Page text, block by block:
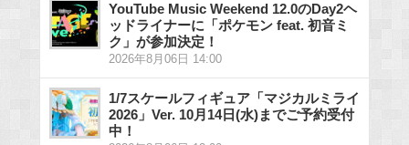
YouTube Music Weekend 12.0のDay2ヘ
ッドライナーに「ポケモン feat. 初音ミ
ク」が参加決定！
2026年8月06日 14:00
1/7スケールフィギュア「マジカルミライ
2026」Ver. 10月14日(水)までご予約受付
中！